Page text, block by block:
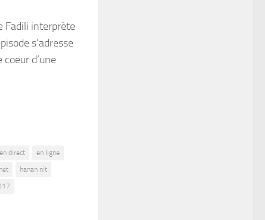
Fadili interprète
s’adresse
d’une
en direct
en ligne
hanan nit